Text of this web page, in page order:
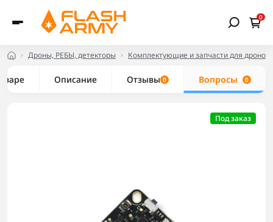
0
Дроны, РЕБЫ, детекторы Комплектующие и запчасти для дронов
Описание Отзывы 0 Вопросы 0
Под заказ